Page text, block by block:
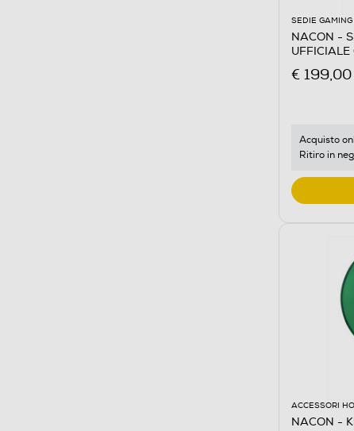
SEDIE GAMING
NACON -
€ 199,00
Acquisto
Ritiro in
ACCESSORI
NACON -